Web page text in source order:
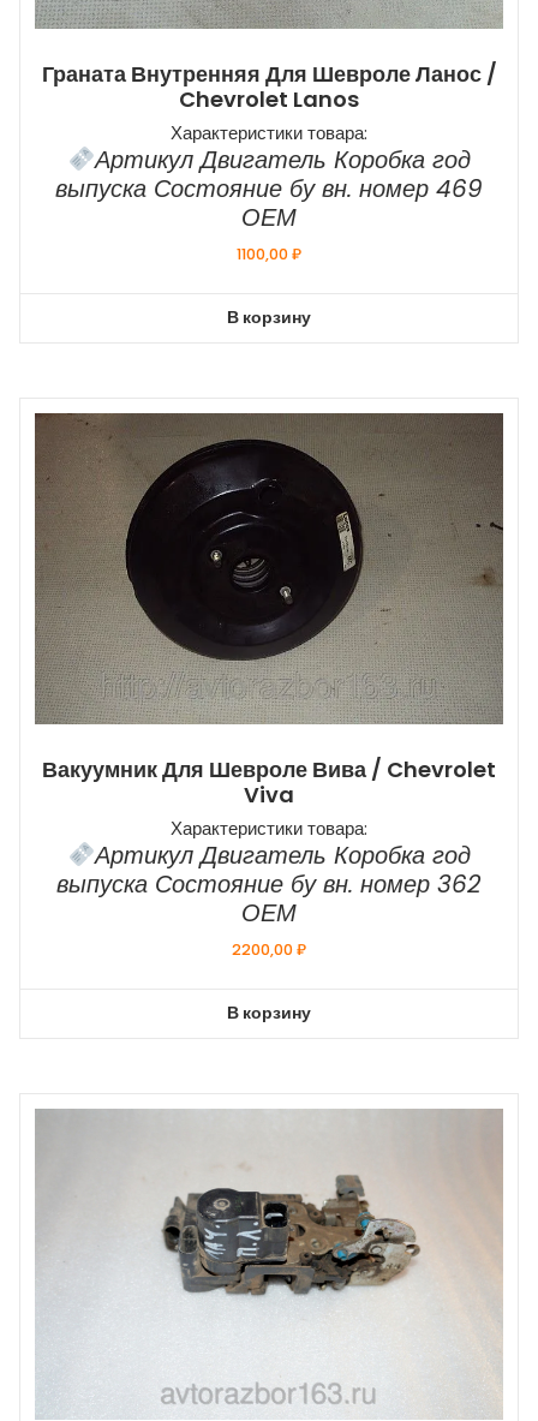
Граната Внутренняя Для Шевроле Ланос /
Chevrolet Lanos
Характеристики товара:
Артикул Двигатель Коробка год
выпуска Состояние бу вн. номер 469
ОЕМ
1100,00₽
В корзину
Вакуумник Для Шевроле Вива / Chevrolet
Viva
Характеристики товара:
Артикул Двигатель Коробка год
выпуска Состояние бу вн. номер 362
ОЕМ
2200,00₽
В корзину